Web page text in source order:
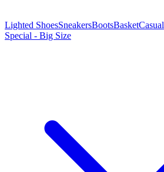
Lighted ShoesSneakersBootsBasketCasual
Special - Big Size